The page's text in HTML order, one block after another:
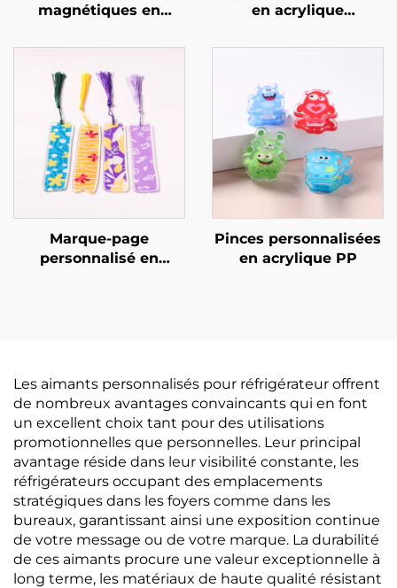
magnétiques en
personnalisables
en acrylique
Marque-page
personnalisé en
Pinces personnalisées
en acrylique PP
Les aimants personnalisés pour réfrigérateur offrent
de nombreux avantages convaincants qui en font
un excellent choix tant pour des utilisations
promotionnelles que personnelles. Leur principal
avantage réside dans leur visibilité constante, les
réfrigérateurs occupant des emplacements
stratégiques dans les foyers comme dans les
bureaux, garantissant ainsi une exposition continue
de votre message ou de votre marque. La durabilité
de ces aimants procure une valeur exceptionnelle à
long terme, les matériaux de haute qualité résistant